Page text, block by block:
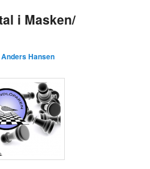
i Masken/
Anders Hansen